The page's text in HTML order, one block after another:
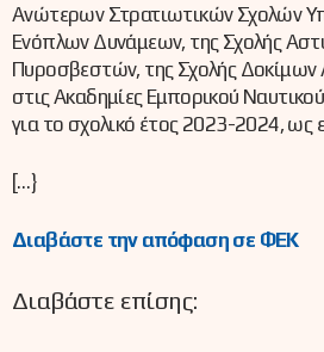
Ανώτερων Στρατιωτικών Σχολών
Ενόπλων Δυνάμεων, της Σχολής
Πυροσβεστών, της Σχολής Δοκίμων
στις Ακαδημίες Εμπορικού
για το σχολικό έτος 2023-2024, ως
[…}
Διαβάστε την απόφαση σε ΦΕΚ
Διαβάστε επίσης: